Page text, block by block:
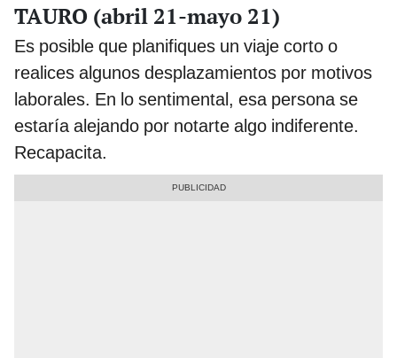
TAURO (abril 21-mayo 21)
Es posible que planifiques un viaje corto o
realices algunos desplazamientos por motivos
laborales. En lo sentimental, esa persona se
estaría alejando por notarte algo indiferente.
Recapacita.